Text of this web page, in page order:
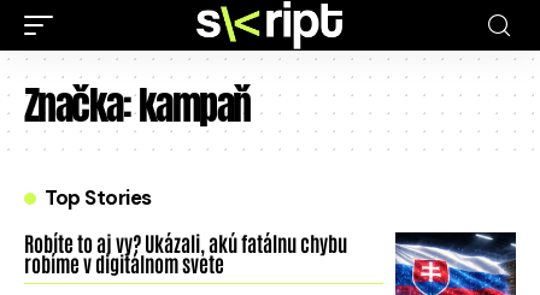
Značka:kampaň
Top Stories
Robíte to aj vy? Ukázali, akú fatálnu chybu
robíme v digitálnom svete